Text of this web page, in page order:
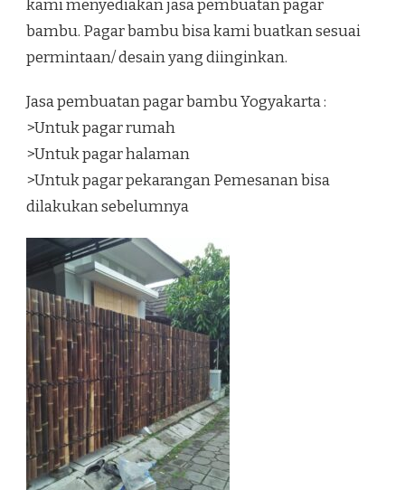
kami menyediakan jasa pembuatan pagar
bambu. Pagar bambu bisa kami buatkan sesuai
permintaan/ desain yang diinginkan.
Jasa pembuatan pagar bambu Yogyakarta :
>Untuk pagar rumah
>Untuk pagar halaman
>Untuk pagar pekarangan Pemesanan bisa
dilakukan sebelumnya